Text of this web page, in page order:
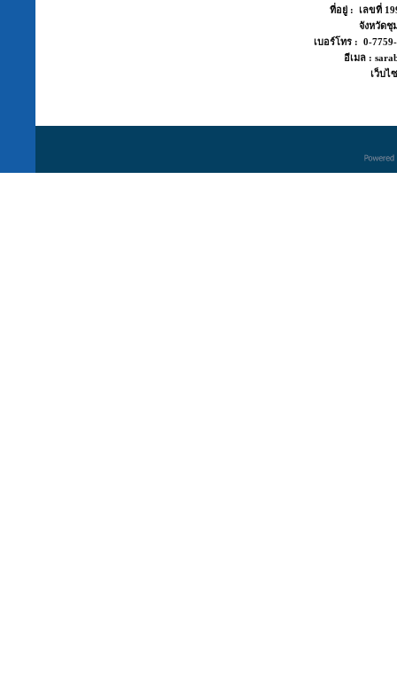
ที่อยู่ : เลขที่
จังหวัด
เบอร์โทร : 0-
อีเมล :
เว็บไ